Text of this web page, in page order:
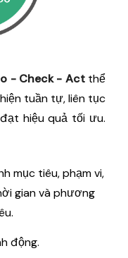
- Check - Actthể
tuần tự, liên tục
hiệu quả tối ưu.
mục tiêu, phạm vi,
gian và phương
động.